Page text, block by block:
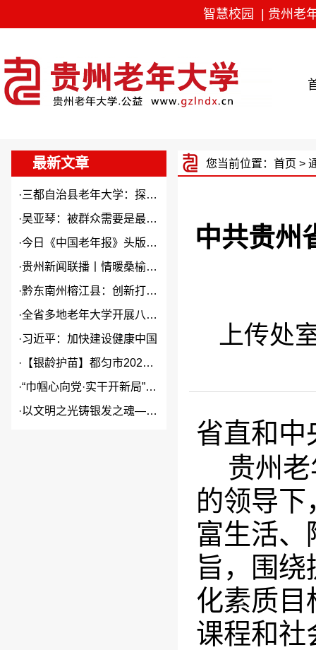
智慧校园 贵州老
最新文章
·三都自治县老年大学：探索“N...
·吴亚琴：被群众需要是最大幸福
·今日《中国老年报》头版头条关...
·贵州新闻联播丨情暖桑榆 “银...
·黔东南州榕江县：创新打造本土...
·全省多地老年大学开展八一建军...
·习近平：加快建设健康中国
· 【银龄护苗】都匀市2026年...
·“巾帼心向党·实干开新局”2...
·以文明之光铸银发之魂——贵州...
您当前位置： 首页 >
中共贵州
上传处
省直和中
贵州
的领导下
富生活、
旨，围
化素质目
课程和社